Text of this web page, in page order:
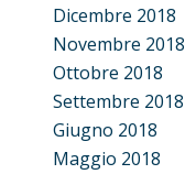
Dicembre 2018
Novembre 2018
Ottobre 2018
Settembre 2018
Giugno 2018
Maggio 2018